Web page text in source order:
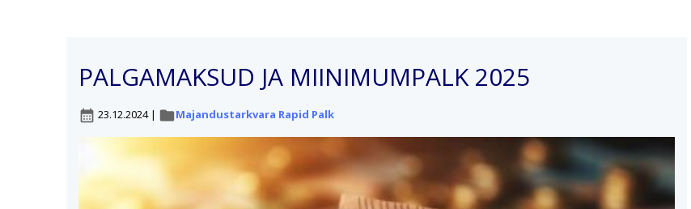
PALGAMAKSUD JA MIINIMUMPALK 2025
calendar_month 23.12.2024| folderMajandustarkvara Rapid Palk